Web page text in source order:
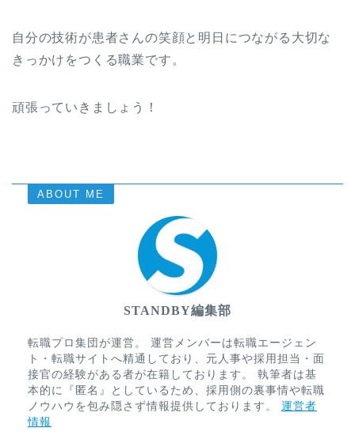
自分の技術が患者さんの笑顔と明日につながる大切な
きっかけをつくる職業です。
頑張っていきましょう！
ABOUT ME
STANDBY編集部
転職プロ集団が運営。 運営メンバーは転職エージェン
ト・転職サイトへ精通しており、元人事や採用担当・面
接官の経験がある者が在籍しております。 執筆者は基
本的に『匿名』としているため、採用側の裏事情や転職
ノウハウを包み隠さず情報提供しております。 運営者
情報